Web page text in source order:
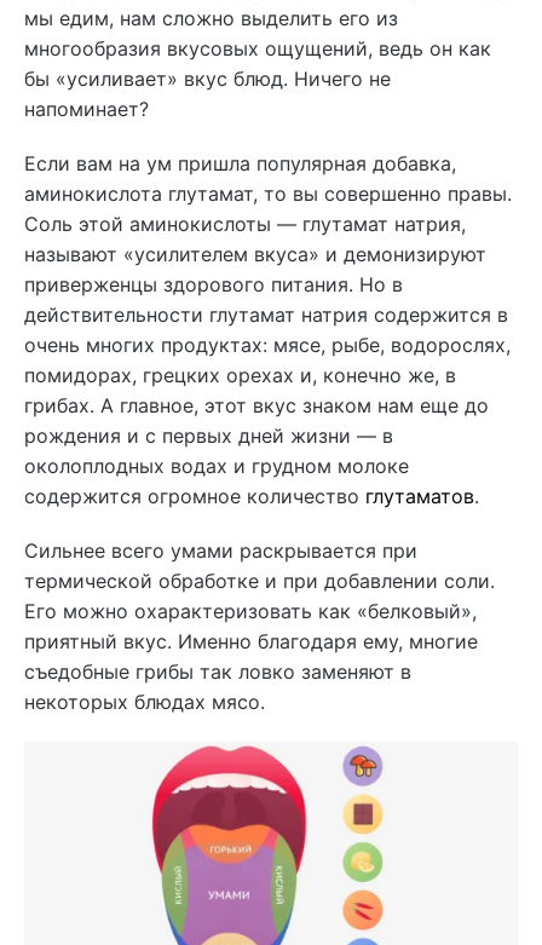
мы едим, нам сложно выделить его из
многообразия вкусовых ощущений, ведь он как
бы «усиливает» вкус блюд. Ничего не
напоминает?
Если вам на ум пришла популярная добавка,
аминокислота глутамат, то вы совершенно правы.
Соль этой аминокислоты — глутамат натрия,
называют «усилителем вкуса» и демонизируют
приверженцы здорового питания. Но в
действительности глутамат натрия содержится в
очень многих продуктах: мясе, рыбе, водорослях,
помидорах, грецких орехах и, конечно же, в
грибах. А главное, этот вкус знаком нам еще до
рождения и с первых дней жизни — в
околоплодных водах и грудном молоке
содержится огромное количество глутаматов.
Сильнее всего умами раскрывается при
термической обработке и при добавлении соли.
Его можно охарактеризовать как «белковый»,
приятный вкус. Именно благодаря ему, многие
съедобные грибы так ловко заменяют в
некоторых блюдах мясо.